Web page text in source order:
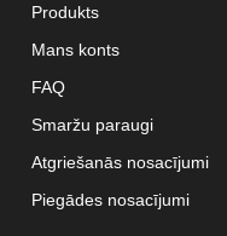
Produkts
Mans konts
FAQ
Smaržu paraugi
Atgriešanās nosacījumi
Piegādes nosacījumi